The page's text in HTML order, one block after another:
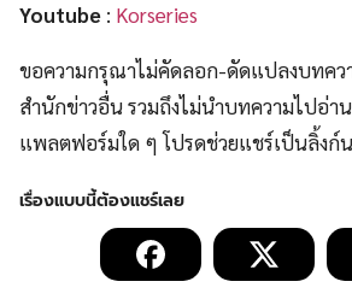
Youtube : Korseries
ขอความกรุณาไม่คัดลอก-ดัดแปลงบทคว
สำนักข่าวอื่น รวมถึงไม่นำบทความไปอ่า
แพลตฟอร์มใด ๆ โปรดช่วยแชร์เป็นลิ้งก์